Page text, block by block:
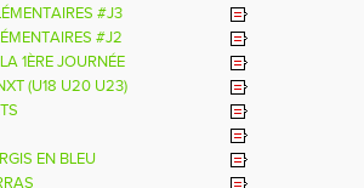
#J3
#J2
1ÈRE JOURNÉE
(U18 U20 U23)
EN BLEU